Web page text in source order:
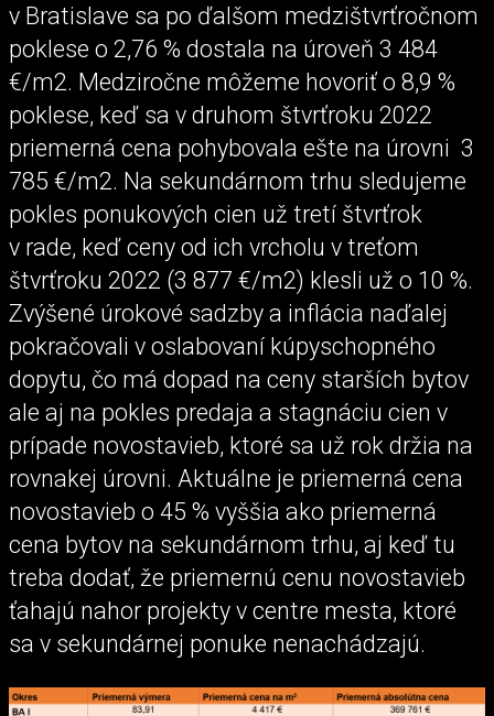
v Bratislave sa po ďalšom medzištvrťročnom
poklese o 2,76 % dostala na úroveň 3 484
€/m2. Medziročne môžeme hovoriť o 8,9 %
poklese, keď sa v druhom štvrťroku 2022
priemerná cena pohybovala ešte na úrovni 3
785 €/m2. Na sekundárnom trhu sledujeme
pokles ponukových cien už tretí štvrťrok
v rade, keď ceny od ich vrcholu v treťom
štvrťroku 2022 (3 877 €/m2) klesli už o 10 %.
Zvýšené úrokové sadzby a inflácia naďalej
pokračovali v oslabovaní kúpyschopného
dopytu, čo má dopad na ceny starších bytov
ale aj na pokles predaja a stagnáciu cien v
prípade novostavieb, ktoré sa už rok držia na
rovnakej úrovni. Aktuálne je priemerná cena
novostavieb o 45 % vyššia ako priemerná
cena bytov na sekundárnom trhu, aj keď tu
treba dodať, že priemernú cenu novostavieb
ťahajú nahor projekty v centre mesta, ktoré
sa v sekundárnej ponuke nenachádzajú.